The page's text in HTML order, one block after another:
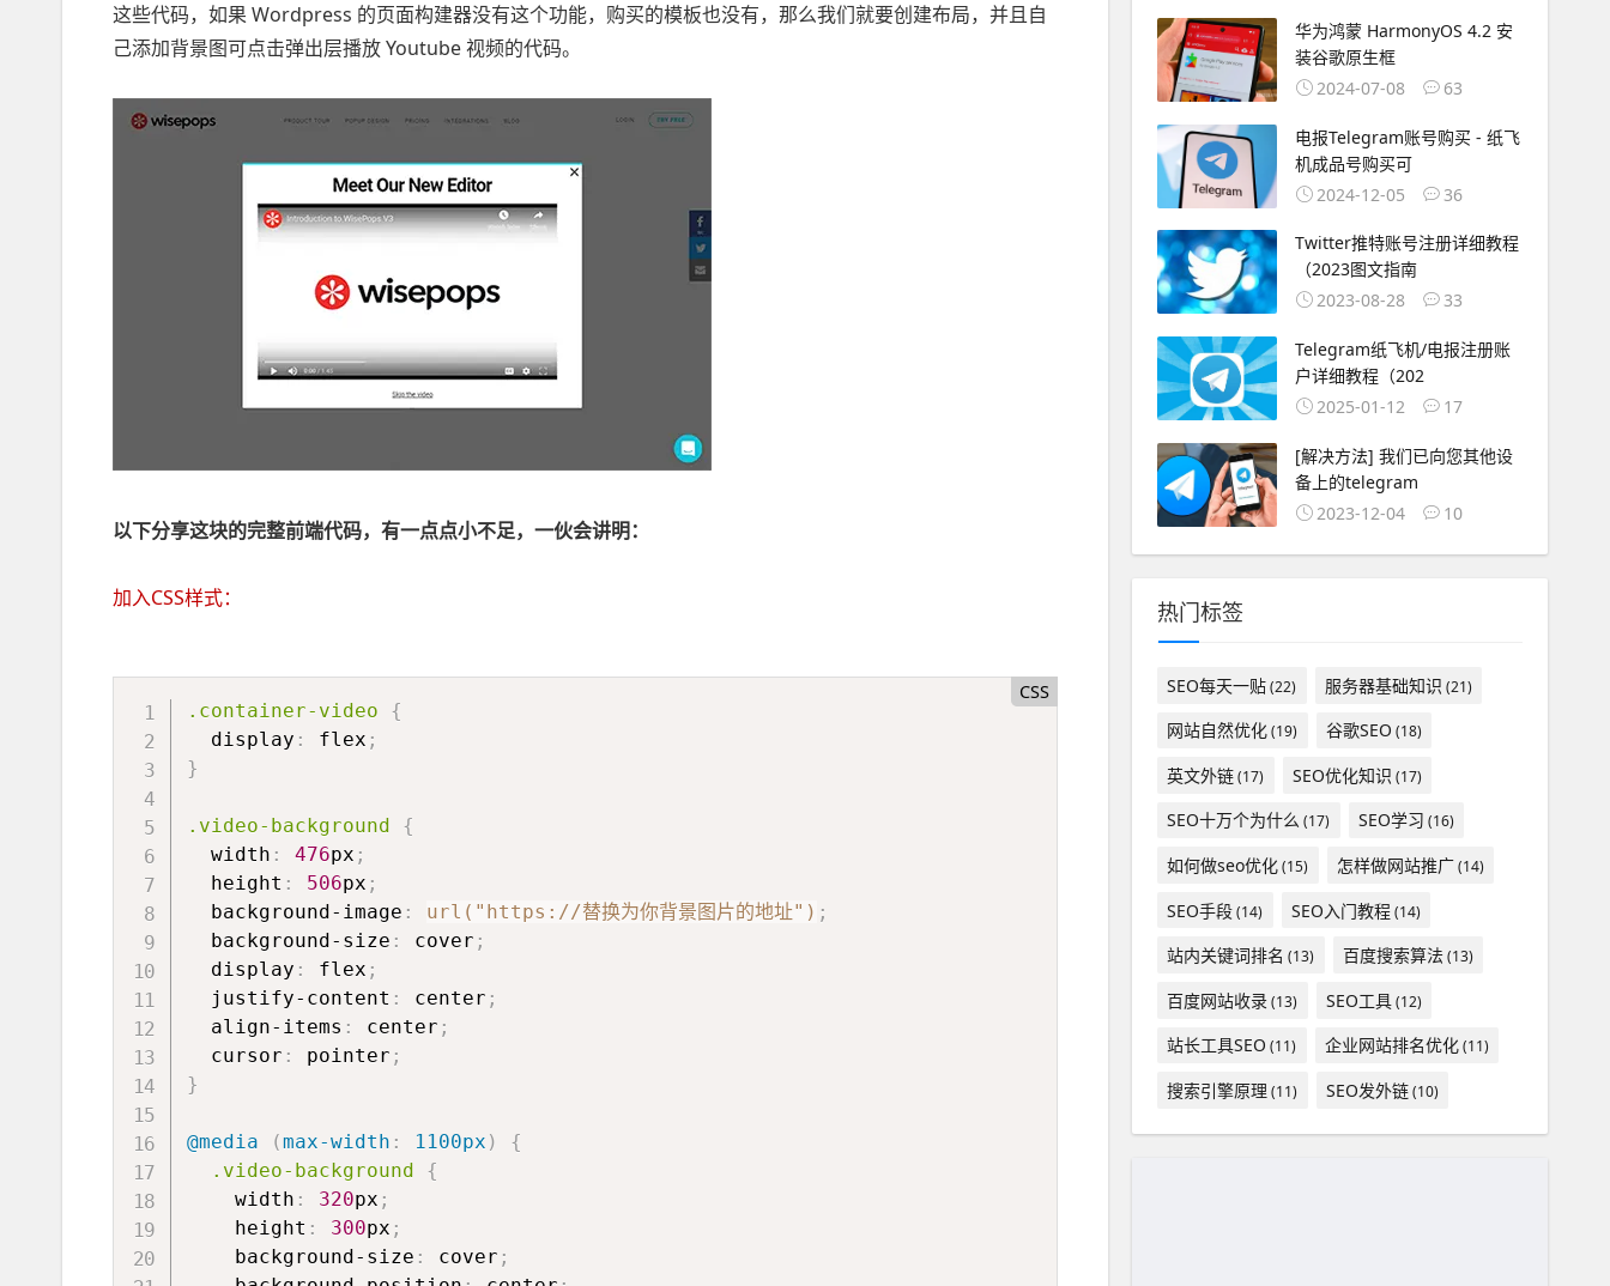
这些代码，如果 Wordpress 的页面构建器没有这个功能，购买的模板也没有，那么我们就要创建布局，并且自
己添加背景图可点击弹出层播放 Youtube 视频的代码。
以下分享这块的完整前端代码，有一点点小不足，一伙会讲明：
加入CSS样式：
CSS
.container-video
{
display : flex ;
}
.video-background
{
width : 476px ;
height : 506px ;
background-image : url("https://替换为你背景图片的地址") ;
background-size : cover ;
display : flex ;
justify-content : center ;
align-items : center ;
cursor : pointer ;
}
@media (max-width : 1100px )
{
.video-background
{
width : 320px ;
height : 300px ;
background-size : cover ;
华为鸿蒙 HarmonyOS 4.2 安
装谷歌原生框
2024-07-08
63
电报Telegram账号购买 - 纸飞
机成品号购买可
2024-12-05
36
Twitter推特账号注册详细教程
（2023图文指南
2023-08-28
33
Telegram纸飞机/电报注册账
户详细教程（202
2025-01-12
17
[解决方法] 我们已向您其他设
备上的telegram
2023-12-04
10
热门标签
SEO每天一贴(22) 服务器基础知识 (21)
网站自然优化(19) 谷歌SEO (18)
英文外链(17) SEO优化知识 (17)
SEO十万个为什么 (17) SEO学习 (16)
如何做seo优化(15) 怎样做网站推广(14)
SEO手段(14) SEO入门教程(14)
站内关键词排名 (13) 百度搜索算法(13)
百度网站收录(13) SEO工具(12)
站长工具SEO (11) 企业网站排名优化(11)
搜索引擎原理 (11) SEO发外链(10)